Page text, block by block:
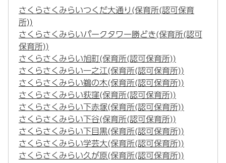
さくらさくみらいつくだ大通り(保育所(認可保育
所))
さくらさくみらいパークタワー勝どき(保育所(認可
保育所))
さくらさくみらい旭町(保育所(認可保育所))
さくらさくみらい一之江(保育所(認可保育所))
さくらさくみらい鵜の木(保育所(認可保育所))
さくらさくみらい荻窪(保育所(認可保育所))
さくらさくみらい下赤塚(保育所(認可保育所))
さくらさくみらい下谷(保育所(認可保育所))
さくらさくみらい下目黒(保育所(認可保育所))
さくらさくみらい学芸大(保育所(認可保育所))
さくらさくみらい久が原(保育所(認可保育所))